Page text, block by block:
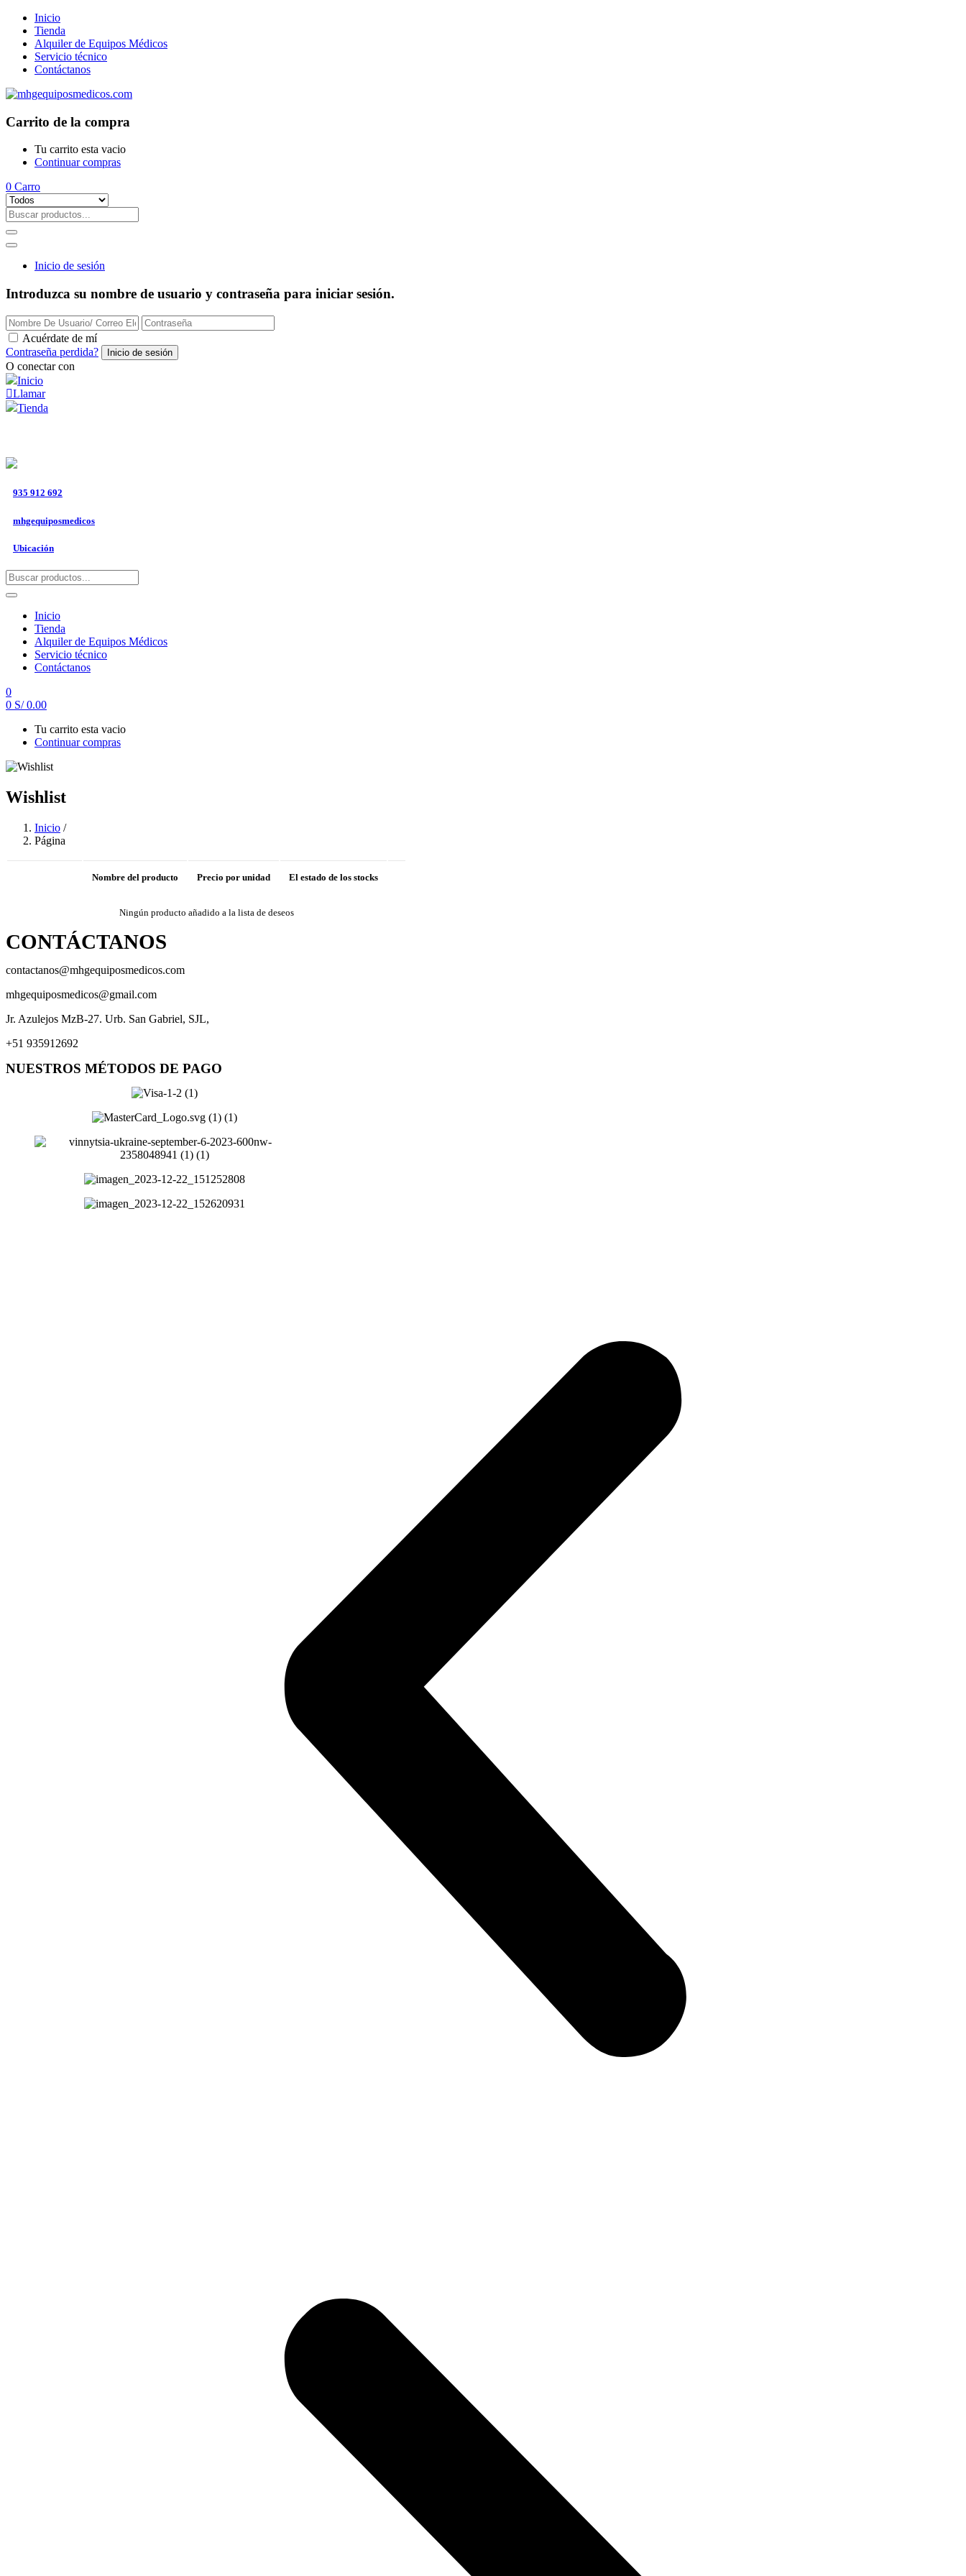
Inicio
Tienda
Alquiler de Equipos Médicos
Servicio técnico
Contáctanos
Carrito de la compra
Tu carrito esta vacio
Continuar compras
0 Carro
Inicio de sesión
Introduzca su nombre de usuario y contraseña para iniciar sesión.
Acuérdate de mí
Contraseña perdida?
O conectar con
Inicio
Llamar
Tienda
935 912 692
mhgequiposmedicos
Ubicación
Inicio
Tienda
Alquiler de Equipos Médicos
Servicio técnico
Contáctanos
0
0 S/0.00
Tu carrito esta vacio
Continuar compras
Wishlist
Inicio /
Página
Nombre del producto Precio por unidad El estado de los stocks
Ningún producto añadido a la lista de deseos
CONTÁCTANOS
contactanos@mhgequiposmedicos.com
mhgequiposmedicos@gmail.com
Jr. Azulejos MzB-27. Urb. San Gabriel, SJL,
+51 935912692
NUESTROS MÉTODOS DE PAGO